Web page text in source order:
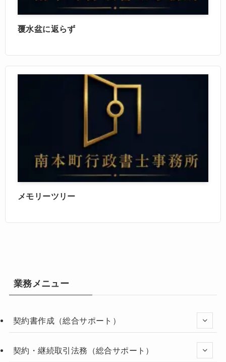
覆水盆に返らず
メモリーツリー
業務メニュー
契約書作成（総合サポート）
契約・継続取引法務（総合サポート）